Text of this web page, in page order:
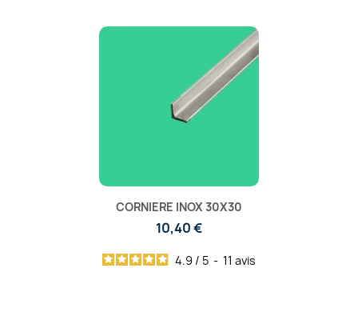
CORNIERE INOX 30X30
10,40 €
4.9 / 5 - 11 avis